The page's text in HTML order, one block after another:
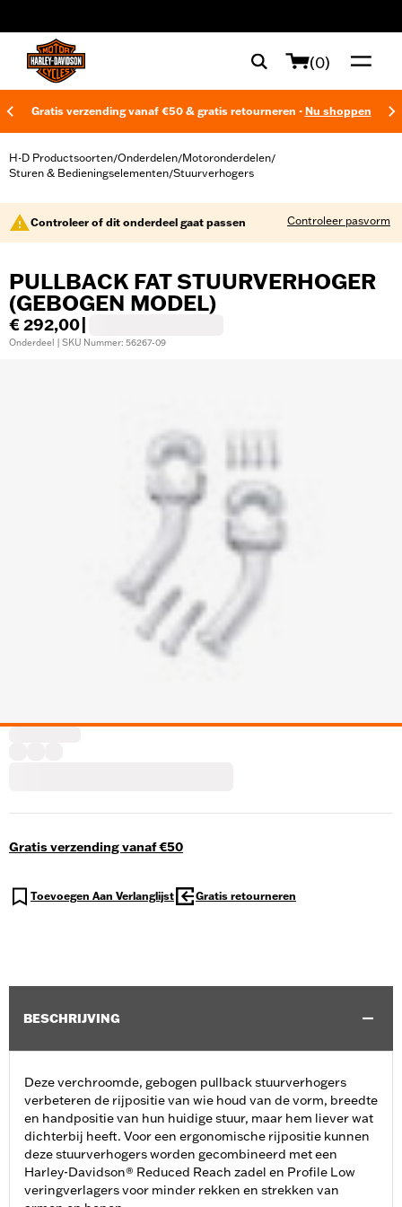
(0)
Gratis verzending vanaf €50 & gratis retourneren - Nu shoppen
H-D Productsoorten/Onderdelen/Motoronderdelen/
Sturen & Bedieningselementen/Stuurverhogers
Controleer of dit onderdeel gaat passen Controleer pasvorm
PULLBACK FAT STUURVERHOGER
(GEBOGEN MODEL)
€ 292,00
Onderdeel | SKU Nummer: 56267-09
Gratis verzending vanaf €50
Toevoegen Aan Verlanglijst Gratis retourneren
BESCHRIJVING
Deze verchroomde, gebogen pullback stuurverhogers
verbeteren de rijpositie van wie houd van de vorm, breedte
en handpositie van hun huidige stuur, maar hem liever wat
dichterbij heeft. Voor een ergonomische rijpositie kunnen
deze stuurverhogers worden gecombineerd met een
Harley-Davidson® Reduced Reach zadel en Profile Low
veringverlagers voor minder rekken en strekken van